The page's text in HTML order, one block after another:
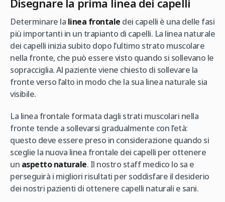
Disegnare la prima linea dei capelli
Determinare la linea frontale dei capelli è una delle fasi
più importanti in un trapianto di capelli. La linea naturale
dei capelli inizia subito dopo l’ultimo strato muscolare
nella fronte, che può essere visto quando si sollevano le
sopracciglia. Al paziente viene chiesto di sollevare la
fronte verso l’alto in modo che la sua linea naturale sia
visibile.
La linea frontale formata dagli strati muscolari nella
fronte tende a sollevarsi gradualmente con l’età:
questo deve essere preso in considerazione quando si
sceglie la nuova linea frontale dei capelli per ottenere
un aspetto naturale. Il nostro staff medico lo sa e
perseguirà i migliori risultati per soddisfare il desiderio
dei nostri pazienti di ottenere capelli naturali e sani.